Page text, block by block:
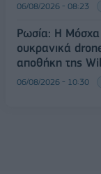
06/08/2026 - 08:23
Ρωσία: Η Μόσχα
ουκρανικά
αποθήκη της
06/08/2026 - 10:30